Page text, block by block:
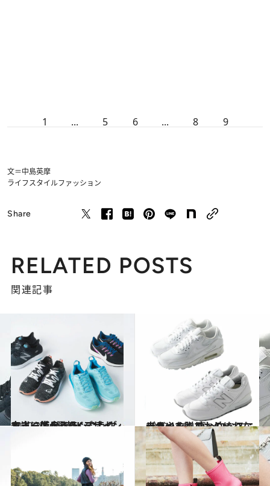
1 ... 5 6 ... 8 9
文＝中島英摩
ライフスタイルファッション
Share
RELATED POSTS
関連記事
2020.2.7
本当に使えるランニングシューズ4選 軽くて走りやすく街歩きOKデザイン
ライフスタイル 2019.12.5
歩きやすくておしゃれなデザイン！ 真っ白なスニーカーを贈りものに
ファッション